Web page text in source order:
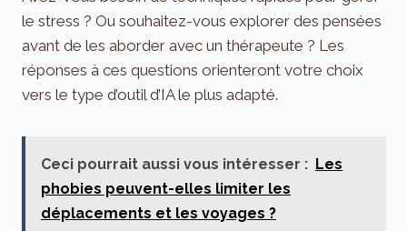
le stress ? Ou souhaitez-vous explorer des pensées
avant de les aborder avec un thérapeute ? Les
réponses à ces questions orienteront votre choix
vers le type d’outil d’IA le plus adapté.
Ceci pourrait aussi vous intéresser : Les
phobies peuvent-elles limiter les
déplacements et les voyages ?